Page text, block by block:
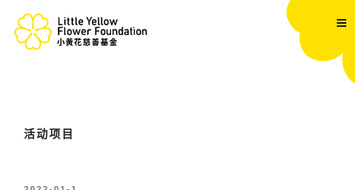
活动项目
发